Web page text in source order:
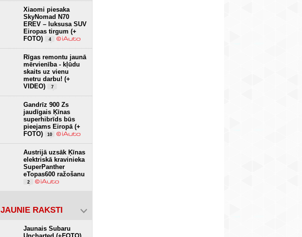
Xiaomi piesaka
SkyNomad N70
EREV – luksusa SUV
Eiropas tirgum (+
FOTO)
4
Rīgas remontu jaunā
mērvienība - kļūdu
skaits uz vienu
metru darbu! (+
VIDEO)
7
Gandrīz 900 Zs
jaudīgais Ķīnas
superhibrīds būs
pieejams Eiropā (+
FOTO)
10
Austrijā uzsāk Ķīnas
elektriskā kravinieka
SuperPanther
eTopas600 ražošanu
2
JAUNIE RAKSTI
Jaunais Subaru